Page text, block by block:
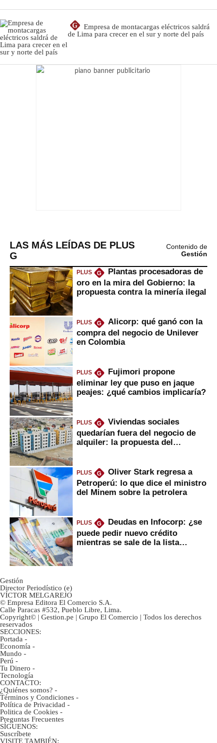
G
Empresa de montacargas eléctricos saldrá
de Lima para crecer en el sur y norte del país
LAS MÁS LEÍDAS DE PLUS
G
Contenido de
Gestión
PLUS G
Plantas procesadoras de
oro en la mira del Gobierno: la
propuesta contra la minería ilegal
PLUS G
Alicorp: qué ganó con la
compra del negocio de Unilever
en Colombia
PLUS G
Fujimori propone
eliminar ley que puso en jaque
peajes: ¿qué cambios implicaría?
PLUS G
Viviendas sociales
quedarían fuera del negocio de
alquiler: la propuesta del
PLUS G
Oliver Stark regresa a
Petroperú: lo que dice el ministro
del Minem sobre la petrolera
PLUS G
Deudas en Infocorp: ¿se
puede pedir nuevo crédito
mientras se sale de la lista
Gestión
Director Periodístico (e)
VÍCTOR MELGAREJO
© Empresa Editora El Comercio S.A.
Calle Paracas #532, Pueblo Libre, Lima.
Copyright© | Gestion.pe | Grupo El Comercio | Todos los derechos
reservados
SECCIONES:
Portada -
Economía -
Mundo -
Perú -
Tu Dinero -
Tecnología
CONTACTO:
¿Quiénes somos? -
Términos y Condiciones -
Política de Privacidad -
Politica de Cookies -
Preguntas Frecuentes
SÍGUENOS:
Suscríbete
VISITE TAMBIÉN: